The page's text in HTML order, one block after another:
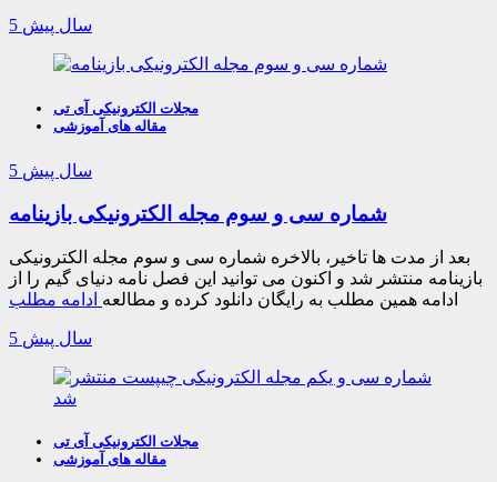
5 سال پیش
مجلات الکترونیکی آی تی
مقاله های آموزشی
5 سال پیش
شماره سی و سوم مجله الکترونیکی بازینامه
بعد از مدت ها تاخیر، بالاخره شماره سی و سوم مجله الکترونیکی
بازینامه منتشر شد و اکنون می توانید این فصل نامه دنیای گیم را از
ادامه همین مطلب به رایگان دانلود کرده و مطالعه ادامه مطلب
5 سال پیش
مجلات الکترونیکی آی تی
مقاله های آموزشی